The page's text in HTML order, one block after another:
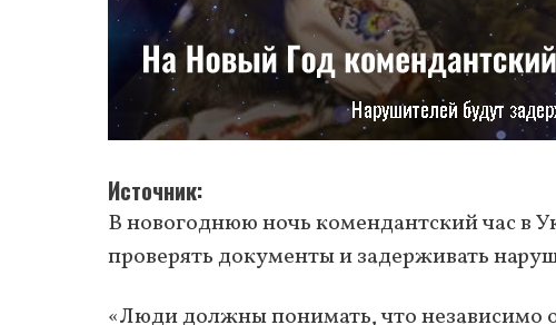
Источник
В новогоднюю ночь комендантский час в
проверять документы и задерживать
«Люди должны понимать, что независимо